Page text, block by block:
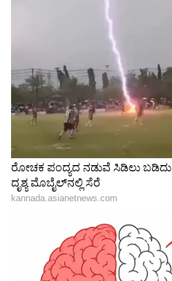
ಅರ್ಜಿದಾರರ ಪ್ರವರ್ಗ
ಅಲ್ಪಸಂಖ್ಯಾತ (Minorities)
ಸೇರಿದವರೇ ಎಂಬ ವಿವರ.